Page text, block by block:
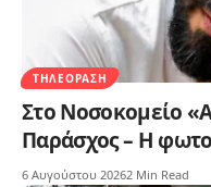
ΤΗΛΕΌΡΑΣΗ
Στο Νοσοκομείο
Παράσχος – Η
6 Αυγούστου 20262 Min Read